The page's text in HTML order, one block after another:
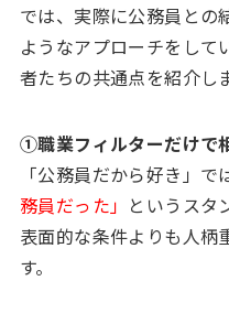
では、実際に公務員との
ようなアプローチをして
者たちの共通点を紹介し
①職業フィルターだけで
「公務員だから好き」で
務員だった」 というスタ
表面的な条件よりも人柄
す。